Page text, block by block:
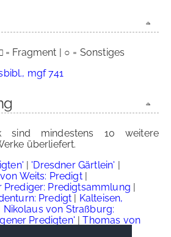
= Fragment | ○ = Sonstiges
mgf 741
sind mindestens 10 weitere
überliefert.
| 'Dresdner Gärtlein' |
Weits: Predigt|
Prediger: Predigtsammlung |
Predigt | Kalteisen,
Nikolaus von Straßburg:
Predigten' |Thomas von